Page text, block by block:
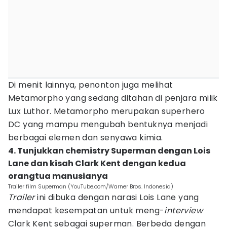
Di menit lainnya, penonton juga melihat
Metamorpho yang sedang ditahan di penjara milik
Lux Luthor. Metamorpho merupakan superhero
DC yang mampu mengubah bentuknya menjadi
berbagai elemen dan senyawa kimia.
4. Tunjukkan chemistry Superman dengan Lois
Lane dan kisah Clark Kent dengan kedua
orangtua manusianya
Trailer film Superman (YouTube.com/Warner Bros. Indonesia)
Trailerini dibuka dengan narasi Lois Lane yang
mendapat kesempatan untuk meng-interview
Clark Kent sebagai superman. Berbeda dengan